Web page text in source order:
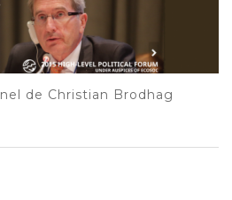
de Christian Brodhag